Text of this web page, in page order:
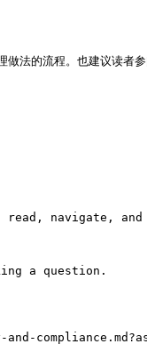
的流程。也建议读者
read, navigate, and
a question.